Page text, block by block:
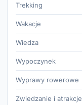
Trekking
Wakacje
Wiedza
Wypoczynek
Wyprawy rowerowe
Zwiedzanie i atrakcje